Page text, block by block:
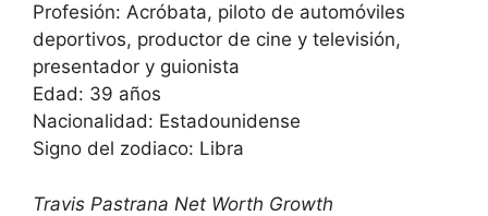
Profesión: Acróbata, piloto de automóviles
deportivos, productor de cine y televisión,
presentador y guionista
Edad: 39 años
Nacionalidad: Estadounidense
Signo del zodiaco: Libra
Travis Pastrana Net Worth Growth